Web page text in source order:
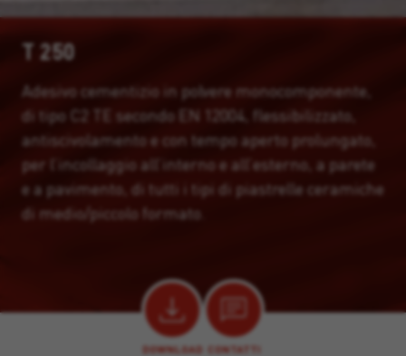
T 250
Adesivo cementizio in polvere monocomponente,
di tipo C2 TE secondo EN 12004, flessibilizzato,
antiscivolamento e con tempo aperto prolungato,
per l’incollaggio all’interno e all’esterno, a parete
e a pavimento, di tutti i tipi di piastrelle ceramiche
di medio/piccolo formato.
DOWNLOAD CONTATTI